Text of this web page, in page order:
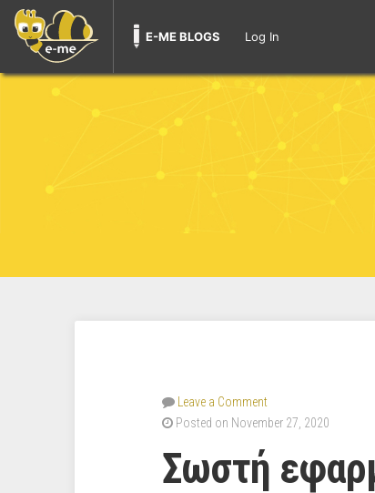
E-ME BLOGS Log In
Leave a Comment
Posted on November 27, 2020
Σωστή